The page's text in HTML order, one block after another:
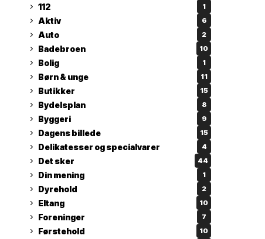
112 1
Aktiv 6
Auto 2
Badebroen 10
Bolig 1
Børn & unge 11
Butikker 15
Bydelsplan 8
Byggeri 9
Dagens billede 15
Delikatesser og specialvarer 4
Det sker 44
Din mening 1
Dyrehold 2
Eltang 10
Foreninger 7
Førstehold 10